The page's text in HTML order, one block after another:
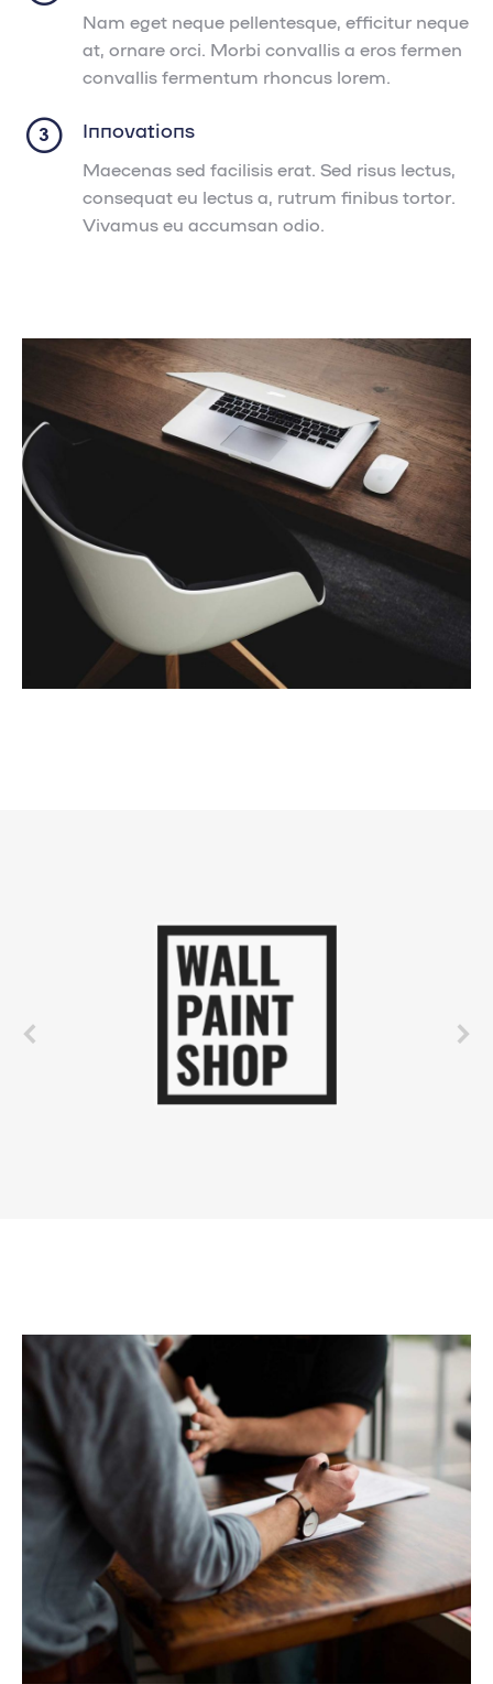
Nam eget neque pellentesque, efficitur neque
at, ornare orci. Morbi convallis a eros fermen
convallis fermentum rhoncus lorem.
Innovations
Maecenas sed facilisis erat. Sed risus lectus,
consequat eu lectus a, rutrum finibus tortor.
Vivamus eu accumsan odio.